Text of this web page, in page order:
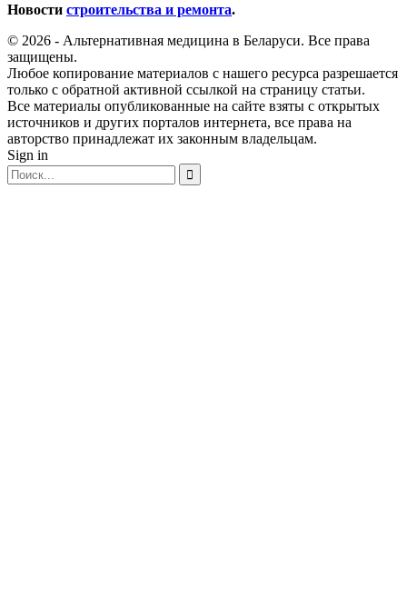
Новости строительства и ремонта.
© 2026 - Альтернативная медицина в Беларуси. Все права
защищены.
Любое копирование материалов с нашего ресурса разрешается
только с обратной активной ссылкой на страницу статьи.
Все материалы опубликованные на сайте взяты с открытых
источников и других порталов интернета, все права на
авторство принадлежат их законным владельцам.
Sign in